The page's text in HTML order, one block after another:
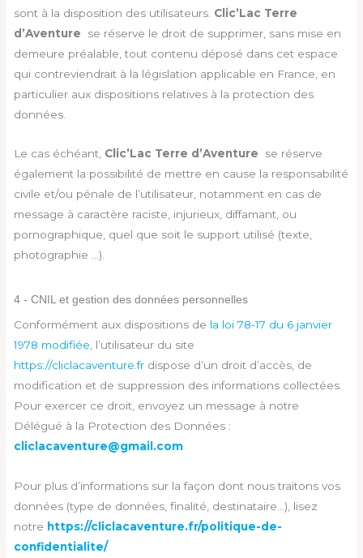
sont à la disposition des utilisateurs. Clic’Lac Terre
d’Aventure se réserve le droit de supprimer, sans mise en
demeure préalable, tout contenu déposé dans cet espace
qui contreviendrait à la législation applicable en France, en
particulier aux dispositions relatives à la protection des
données.
Le cas échéant, Clic’Lac Terre d’Aventure se réserve
également la possibilité de mettre en cause la responsabilité
civile et/ou pénale de l’utilisateur, notamment en cas de
message à caractère raciste, injurieux, diffamant, ou
pornographique, quel que soit le support utilisé (texte,
photographie …).
4 - CNIL et gestion des données personnelles
Conformément aux dispositions de la loi 78-17 du 6 janvier
1978 modifiée, l’utilisateur du site
https://cliclacaventure.fr dispose d’un droit d’accès, de
modification et de suppression des informations collectées.
Pour exercer ce droit, envoyez un message à notre
Délégué à la Protection des Données :
cliclacaventure@gmail.com
Pour plus d’informations sur la façon dont nous traitons vos
données (type de données, finalité, destinataire…), lisez
notre https://cliclacaventure.fr/politique-de-
confidentialite/